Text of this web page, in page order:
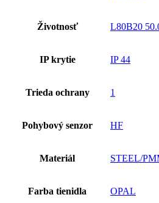
Životnosť L80B20
IP krytie IP 44
Trieda ochrany 1
Pohybový senzor HF
Materiál STEEL/
Farba tienidla OPAL